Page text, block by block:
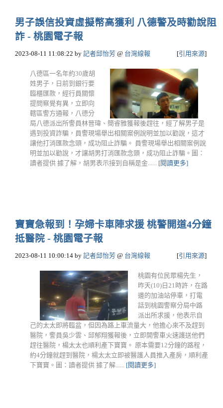
男子誤信投資虛擬幣高獲利 八德警及時勸說阻
詐 - 桃園電子報
2023-08-11 11:08:22 by 記者邱怡芳 @ 台灣線報 [引用來源]
八德區一名年約30歲胡
姓男子，日前到銀行要
臨櫃匯款，經行員關懷
提問察覺有異，立即向
轄區警方通報，八德分
局八德派出所警員林晉瑋、簡睿雅獲報後趕往，經了解男子是
遇到投資詐騙，員警現場舉出相關案例說明並加以勸說，這才
讓他打消匯款念頭，成功阻止詐騙。 員警現場舉出相關案例說
明並加以勸說，才讓胡男打消匯款念頭，成功阻止詐騙。圖：
讀者提供 據了解，胡男表示接到自稱是金...... [閱讀更多]
寶寶急報到！孕婦卡車陣求援 桃警開道4分鐘
抵醫院 - 桃園電子報
2023-08-11 10:00:14 by 記者邱怡芳 @ 台灣線報 [引用來源]
桃園有位民眾楊先生，
昨天(10)日21時許，在路
邊的加油站停車，打電
話到桃園警察分局中路
派出所求援，他表示自
己的太太即將臨盆，但因為路上車流量大，他擔心來不及趕到
醫院，警員吳少雲、邱郁翔獲報後，立即開警車火速護送他們
趕往醫院，楊太太也順利產下寶寶。 原本需要12分鐘的路程，
約4分鐘就趕到醫院，楊太太立即被醫護人員推入產房，順利產
下寶寶。圖：讀者提供 據了解...... [閱讀更多]